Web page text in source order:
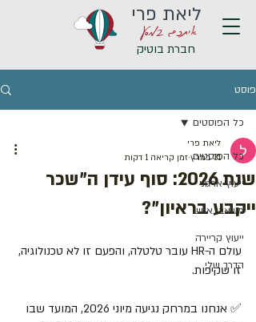
איתכם במסע
ליאת פרי
חברת בוטיק
פוסט
כל הפוסטים
ייעוץ ארגוני
משאבי אנוש
ייעוץ קריירה
הדרך שלי
כל הפוסטים
שנת 2026: סוף עידן ה"שכר
ייקבע בראיון"?
ליאת פרי
31 במרץ
זמן קריאה 1 דקות
עולם ה-HR עובר טלטלה, והפעם זו לא טכנולוגיה,
זו שקיפות.
✅ אנחנו במרחק נגיעה מיוני 2026, המועד שבו